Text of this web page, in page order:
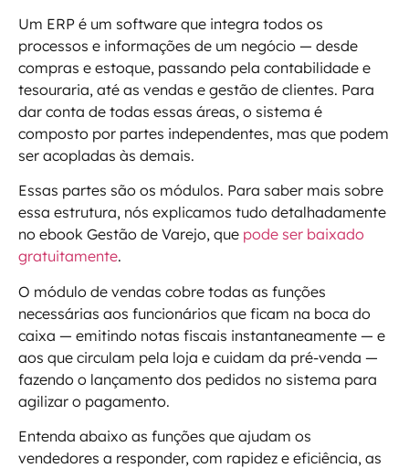
Um ERP é um software que integra todos os
processos e informações de um negócio — desde
compras e estoque, passando pela contabilidade e
tesouraria, até as vendas e gestão de clientes. Para
dar conta de todas essas áreas, o sistema é
composto por partes independentes, mas que podem
ser acopladas às demais.
Essas partes são os módulos. Para saber mais sobre
essa estrutura, nós explicamos tudo detalhadamente
no ebook Gestão de Varejo, que pode ser baixado
gratuitamente.
O módulo de vendas cobre todas as funções
necessárias aos funcionários que ficam na boca do
caixa — emitindo notas fiscais instantaneamente — e
aos que circulam pela loja e cuidam da pré-venda —
fazendo o lançamento dos pedidos no sistema para
agilizar o pagamento.
Entenda abaixo as funções que ajudam os
vendedores a responder, com rapidez e eficiência, as